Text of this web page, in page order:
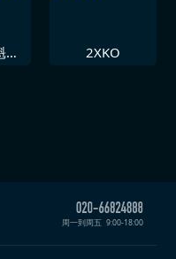
地
2XKO
周一到周五 9:00-18:00